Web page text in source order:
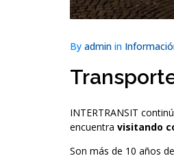
By admin in
INTERTRANSIT
encuentra visitando
Son más de 10 años